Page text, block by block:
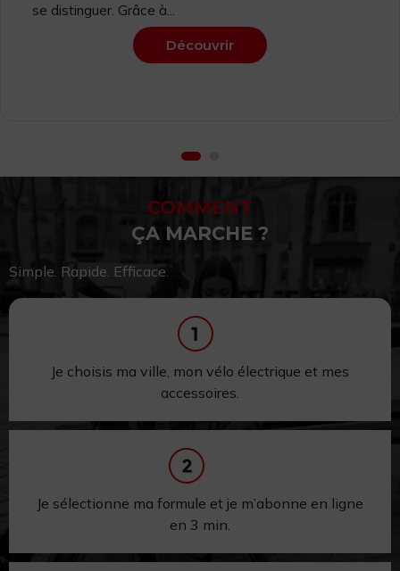
se distinguer. Grâce à...
Découvrir
COMMENT
ÇA MARCHE ?
Simple. Rapide. Efficace.
Je choisis ma ville, mon vélo électrique et mes
accessoires.
Je sélectionne ma formule et je m’abonne en ligne
en 3 min.